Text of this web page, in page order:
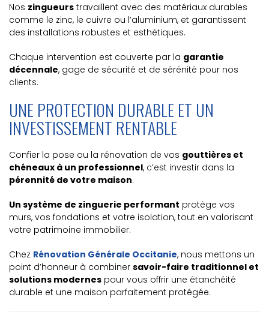
Nos zingueurs travaillent avec des matériaux durables
comme le zinc, le cuivre ou l’aluminium, et garantissent
des installations robustes et esthétiques.
Chaque intervention est couverte par la garantie
décennale, gage de sécurité et de sérénité pour nos
clients.
UNE PROTECTION DURABLE ET UN
INVESTISSEMENT RENTABLE
Confier la pose ou la rénovation de vos gouttières et
chéneaux à un professionnel, c’est investir dans la
pérennité de votre maison.
Un système de zinguerie performant protège vos
murs, vos fondations et votre isolation, tout en valorisant
votre patrimoine immobilier.
Chez Rénovation Générale Occitanie, nous mettons un
point d’honneur à combiner savoir-faire traditionnel et
solutions modernes pour vous offrir une étanchéité
durable et une maison parfaitement protégée.